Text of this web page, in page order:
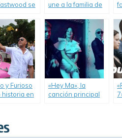
se
8».
une a la familia de
8».
y Furioso
historia en
«Hey Ma», la
canción principal